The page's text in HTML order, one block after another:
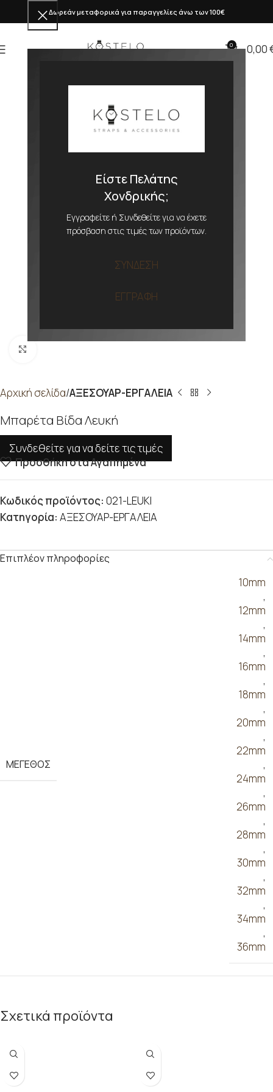
Είστε Πελάτης
Χονδρικής;
Εγγραφείτε ή Συνδεθείτε για να έχετε
πρόσβαση στις τιμές των προϊόντων.
ΣΥΝΔΕΣΗ
ΕΓΓΡΑΦΗ
Δωρεάν μεταφορικά για παραγγελίες άνω των 100€
0 0,00
Αρχική σελίδα ΑΞΕΣΟΥΑΡ-ΕΡΓΑΛΕΙΑ
Μπαρέτα Βίδα Λευκή
Συνδεθείτε για να δείτε τις τιμές
Προσθήκη στα Αγαπημένα
Κωδικός προϊόντος: 021-LEUKI
Κατηγορία: ΑΞΕΣΟΥΑΡ-ΕΡΓΑΛΕΙΑ
Επιπλέον πληροφορίες
ΜΕΓΕΘΟΣ
10mm
,
12mm
,
14mm
,
16mm
,
18mm
,
20mm
,
22mm
,
24mm
,
26mm
,
28mm
,
30mm
,
32mm
,
34mm
,
36mm
Σχετικά προϊόντα